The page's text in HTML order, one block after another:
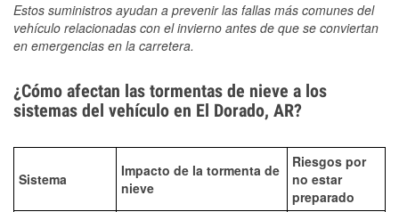
Estos suministros ayudan a prevenir las fallas más comunes del
vehículo relacionadas con el invierno antes de que se conviertan
en emergencias en la carretera.
¿Cómo afectan las tormentas de nieve a los
sistemas del vehículo en El Dorado, AR?
Sistema
Impacto de la tormenta de
nieve
Riesgos por
no estar
preparado